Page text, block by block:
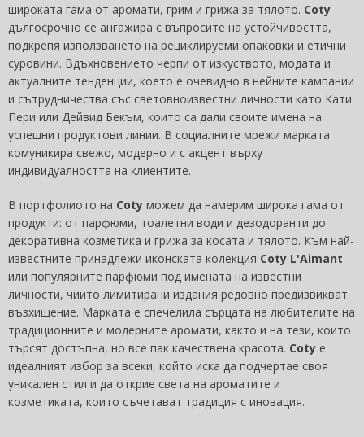
широката гама от аромати, грим и грижа за тялото. Coty
дългосрочно се ангажира с въпросите на устойчивостта,
подкрепя използването на рециклируеми опаковки и етични
суровини. Вдъхновението черпи от изкуството, модата и
актуалните тенденции, което е очевидно в нейните кампании
и сътрудничества със световноизвестни личности като Кати
Пери или Дейвид Бекъм, които са дали своите имена на
успешни продуктови линии. В социалните мрежи марката
комуникира свежо, модерно и с акцент върху
индивидуалността на клиентите.
В портфолиото на Coty можем да намерим широка гама от
продукти: от парфюми, тоалетни води и дезодоранти до
декоративна козметика и грижа за косата и тялото. Към най-
известните принадлежи иконската колекция Coty L'Aimant
или популярните парфюми под имената на известни
личности, чиито лимитирани издания редовно предизвикват
възхищение. Марката е спечелила сърцата на любителите на
традиционните и модерните аромати, както и на тези, които
търсят достъпна, но все пак качествена красота. Coty е
идеалният избор за всеки, който иска да подчертае своя
уникален стил и да открие света на ароматите и
козметиката, които съчетават традиция с иновация.